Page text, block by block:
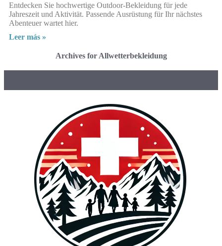
Entdecken Sie hochwertige Outdoor-Bekleidung für jede
Jahreszeit und Aktivität. Passende Ausrüstung für Ihr nächstes
Abenteuer wartet hier.
Leer más »
Archives for Allwetterbekleidung